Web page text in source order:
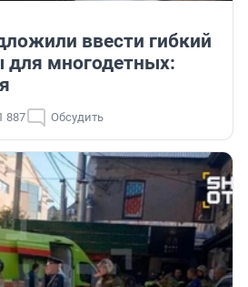
ввести гибкий
для многодетных:
887 Обсудить